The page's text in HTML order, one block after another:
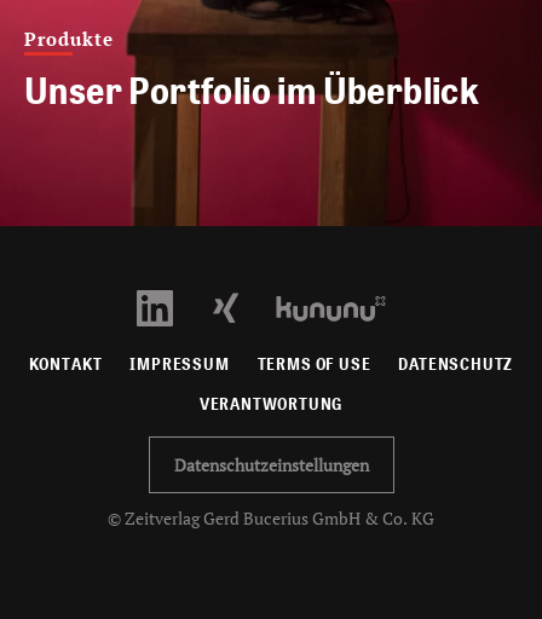
Produkte
Unser Portfolio im Überblick
KONTAKT IMPRESSUM TERMS OF USE DATENSCHUTZ
VERANTWORTUNG
Datenschutzeinstellungen
© Zeitverlag Gerd Bucerius GmbH & Co. KG